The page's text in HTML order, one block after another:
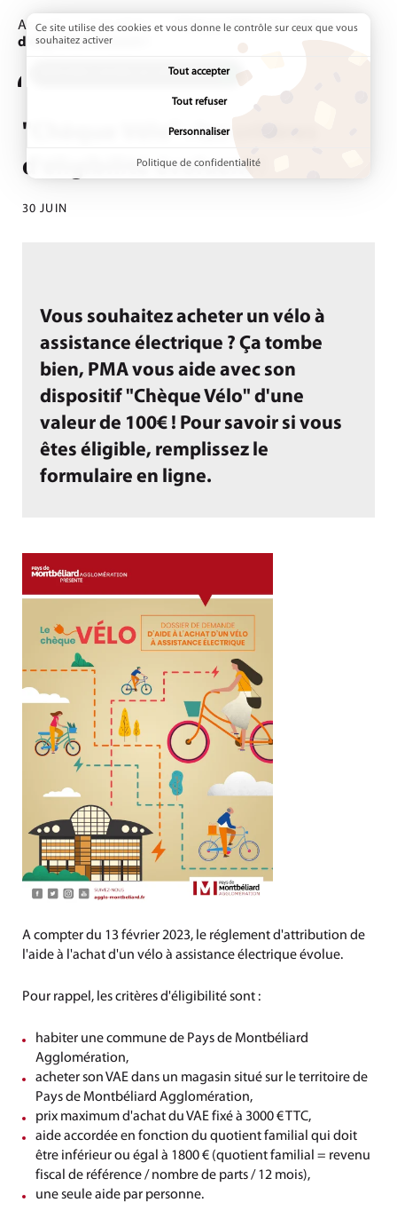
Accueil Actualités Page active :
"Chèque Vélo" : les critères
d'éligibilité évoluent !
ADDTOANY (SHARE) EST DÉSACTIVÉ.
"Chèque Vélo" : les critères
d'éligibilité évoluent !
30 JUIN
Vous souhaitez acheter un vélo à
assistance électrique ? Ça tombe
bien, PMA vous aide avec son
dispositif "Chèque Vélo" d'une
valeur de 100€ ! Pour savoir si vous
êtes éligible, remplissez le
formulaire en ligne.
A compter du 13 février 2023, le réglement d'attribution de
l'aide à l'achat d'un vélo à assistance électrique évolue.
Pour rappel, les critères d'éligibilité sont :
habiter une commune de Pays de Montbéliard
Agglomération,
acheter son VAE dans un magasin situé sur le territoire de
Pays de Montbéliard Agglomération,
prix maximum d'achat du VAE fixé à 3000 € TTC,
aide accordée en fonction du quotient familial qui doit
être inférieur ou égal à 1800 € (quotient familial = revenu
fiscal de référence / nombre de parts / 12 mois),
une seule aide par personne.
Ce site utilise des cookies et vous donne le contrôle sur ceux que vous
souhaitez activer
Tout accepter
Tout refuser
Personnaliser
Politique de confidentialité